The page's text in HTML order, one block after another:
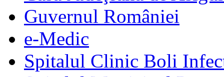
Guvernul României
e-Medic
Spitalul Clinic Boli